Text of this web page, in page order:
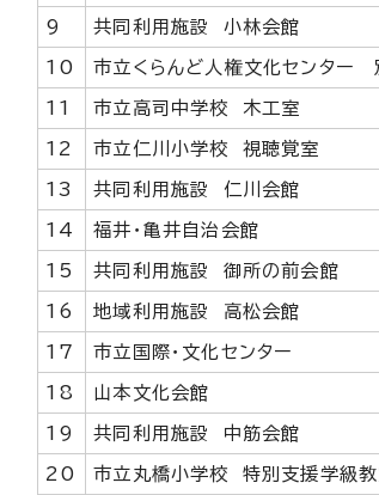
9 共同利用施設 小林会館
10 市立くらんど人権文化センター
11 市立高司中学校 木工室
12 市立仁川小学校 視聴覚室
13 共同利用施設 仁川会館
14 福井・亀井自治会館
15 共同利用施設 御所の前会館
16 地域利用施設 高松会館
17 市立国際・文化センター
18 山本文化会館
19 共同利用施設 中筋会館
20 市立丸橋小学校 特別支援学級教